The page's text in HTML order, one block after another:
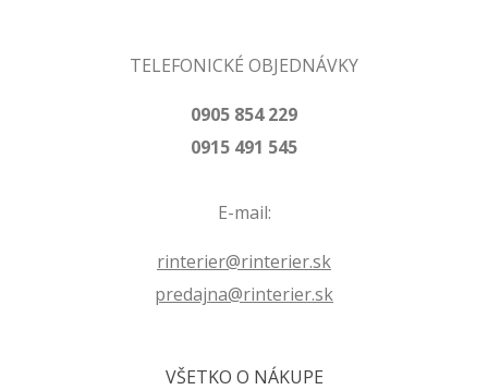
TELEFONICKÉ OBJEDNÁVKY
0905 854 229
0915 491 545
E-mail:
rinterier@rinterier.sk
predajna@rinterier.sk
VŠETKO O NÁKUPE